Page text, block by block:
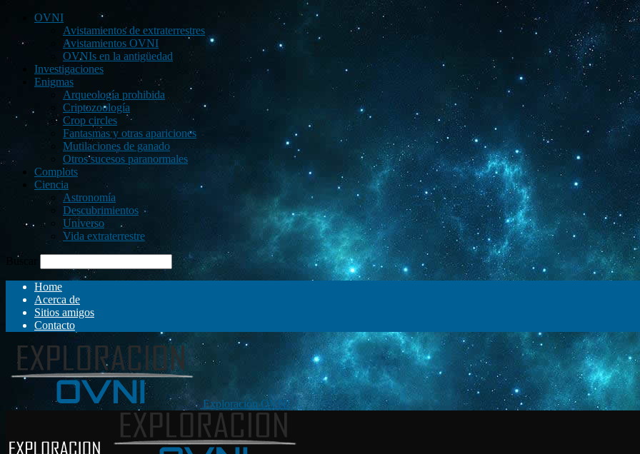
OVNI
Avistamientos de extraterrestres
Avistamientos OVNI
OVNIs en la antigüedad
Investigaciones
Enigmas
Arqueología prohibida
Criptozoología
Crop circles
Fantasmas y otras apariciones
Mutilaciones de ganado
Otros sucesos paranormales
Complots
Ciencia
Astronomía
Descubrimientos
Universo
Vida extraterrestre
Buscar
Home
Acerca de
Sitios amigos
Contacto
Exploración OVNI